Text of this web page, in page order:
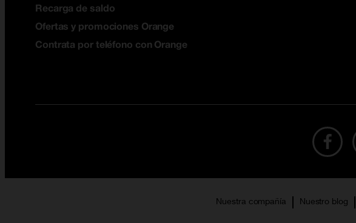
Recarga de saldo
Ofertas y promociones Orange
Contrata por teléfono con Orange
Nuestra compañía Nuestro blog